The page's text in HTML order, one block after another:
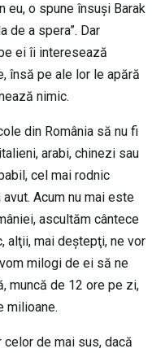
eu, o spune însuşi Barak
de a spera”. Dar
ei îi interesează
însă pe ale lor le apără
nimic.
din România să nu fi
arabi, chinezi sau
cel mai rodnic
Acum nu mai este
ascultăm cântece
alţii, mai deştepţi, ne vor
milogi de ei să ne
muncă de 12 ore pe zi,
milioane.
de mai sus, dacă